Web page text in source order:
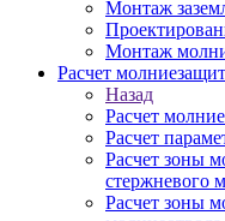
Монтаж
Монтаж
Расчет
Назад
Расчет
Расчет
Расчет зоны
стержневого
Расчет зоны